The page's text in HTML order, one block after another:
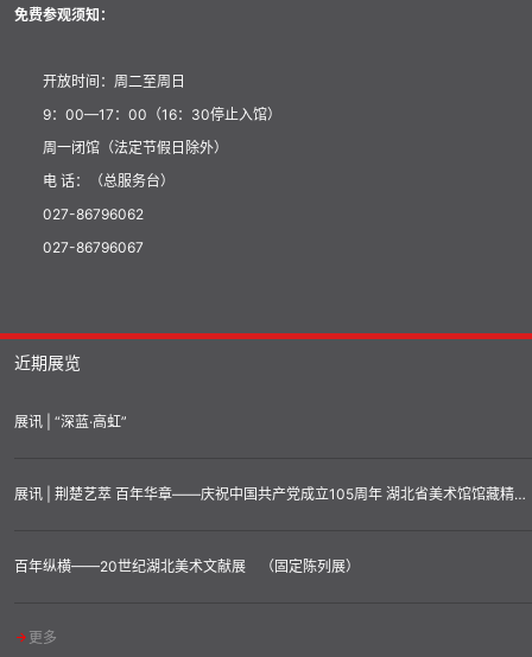
免费参观须知：
开放时间：周二至周日
9：00—17：00（16：30停止入馆）
周一闭馆（法定节假日除外）
电 话：（总服务台）
027-86796062
027-86796067
近期展览
展讯 | “深蓝·高虹”
展讯 | 荆楚艺萃 百年华章——庆祝中国共产党成立105周年 湖北省美术馆馆藏精品汇展
百年纵横——20世纪湖北美术文献展 （固定陈列展）
更多